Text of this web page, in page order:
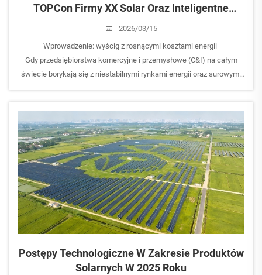
TOPCon Firmy XX Solar Oraz Inteligentne
Falowniki Obniżają LCOE W Globalnych
2026/03/15
Wprowadzenie: wyścig z rosnącymi kosztami energii
Gdy przedsiębiorstwa komercyjne i przemysłowe (C&I) na całym
świecie borykają się z niestabilnymi rynkami energii oraz surowymi
Postępy Technologiczne W Zakresie Produktów
Solarnych W 2025 Roku